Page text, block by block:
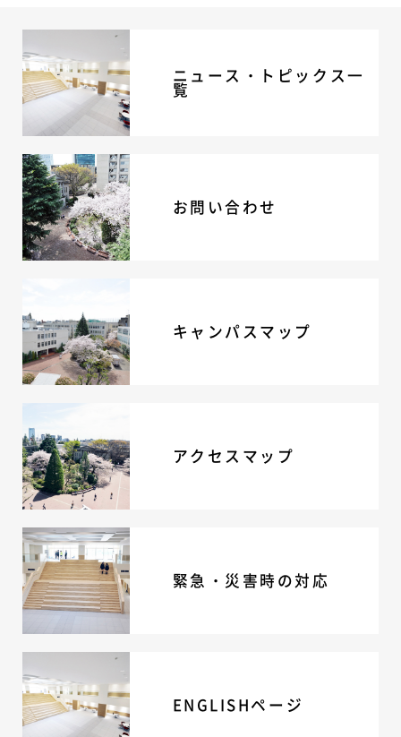
ニュース・トピックス一
覧
お問い合わせ
キャンパスマップ
アクセスマップ
緊急・災害時の対応
ENGLISHページ